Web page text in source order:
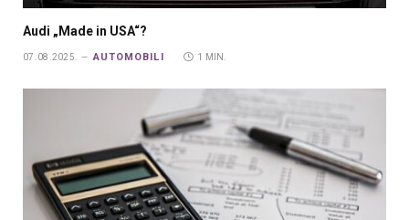
Audi „Made in USA“?
07.08.2025. AUTOMOBILI 1 MIN.